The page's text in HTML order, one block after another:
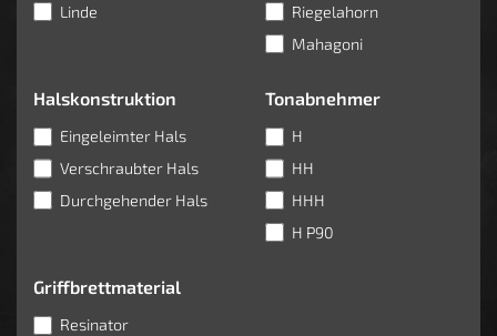
Linde
Riegelahorn
Mahagoni
Halskonstruktion
Eingeleimter Hals
Verschraubter Hals
Durchgehender Hals
Tonabnehmer
H
HH
HHH
H P90
Griffbrettmaterial
Resinator